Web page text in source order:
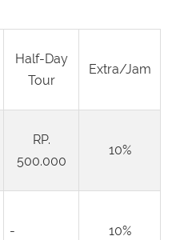
Half-Day
Tour
Extra/Jam
RP.
500.000
10%
- 10%